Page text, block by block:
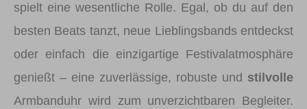
spielt eine wesentliche Rolle. Egal, ob du auf den
besten Beats tanzt, neue Lieblingsbands entdeckst
oder einfach die einzigartige Festivalatmosphäre
genießt – eine zuverlässige, robuste und stilvolle
Armbanduhr wird zum unverzichtbaren Begleiter.